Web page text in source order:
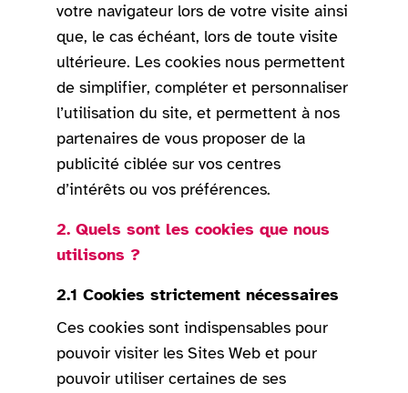
votre navigateur lors de votre visite ainsi
que, le cas échéant, lors de toute visite
ultérieure. Les cookies nous permettent
de simplifier, compléter et personnaliser
l’utilisation du site, et permettent à nos
partenaires de vous proposer de la
publicité ciblée sur vos centres
d’intérêts ou vos préférences.
2. Quels sont les cookies que nous
utilisons ?
2.1 Cookies strictement nécessaires
Ces cookies sont indispensables pour
pouvoir visiter les Sites Web et pour
pouvoir utiliser certaines de ses